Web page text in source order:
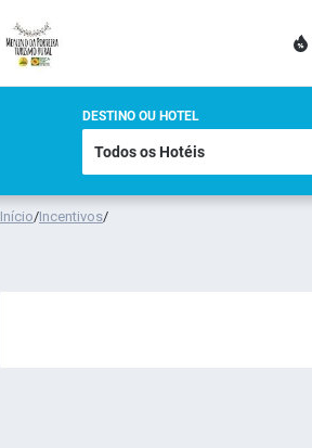
DESTINO OU HOTEL
Início/Incentivos/